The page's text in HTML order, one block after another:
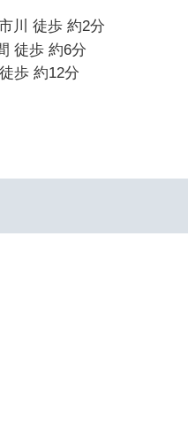
川 徒歩 約2分
徒歩 約6分
歩 約12分